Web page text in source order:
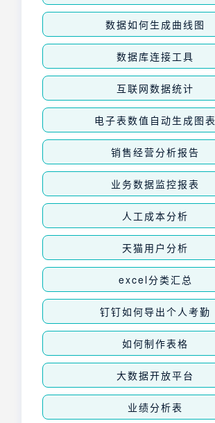
数据如何生成曲线图
数据库连接工具
互联网数据统计
电子表数值自动生成图表
销售经营分析报告
业务数据监控报表
人工成本分析
天猫用户分析
excel分类汇总
钉钉如何导出个人考勤
如何制作表格
大数据开放平台
业绩分析表